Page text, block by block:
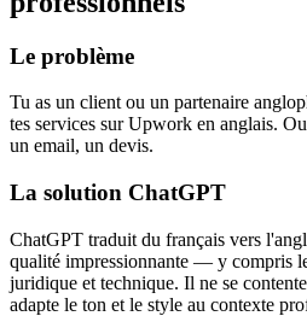
Le problème
Tu as un client ou un partenaire
tes services sur Upwork en anglais.
un email, un devis.
La solution ChatGPT
ChatGPT traduit du français vers
qualité impressionnante — y compris
juridique et technique. Il ne se
adapte le ton et le style au contexte